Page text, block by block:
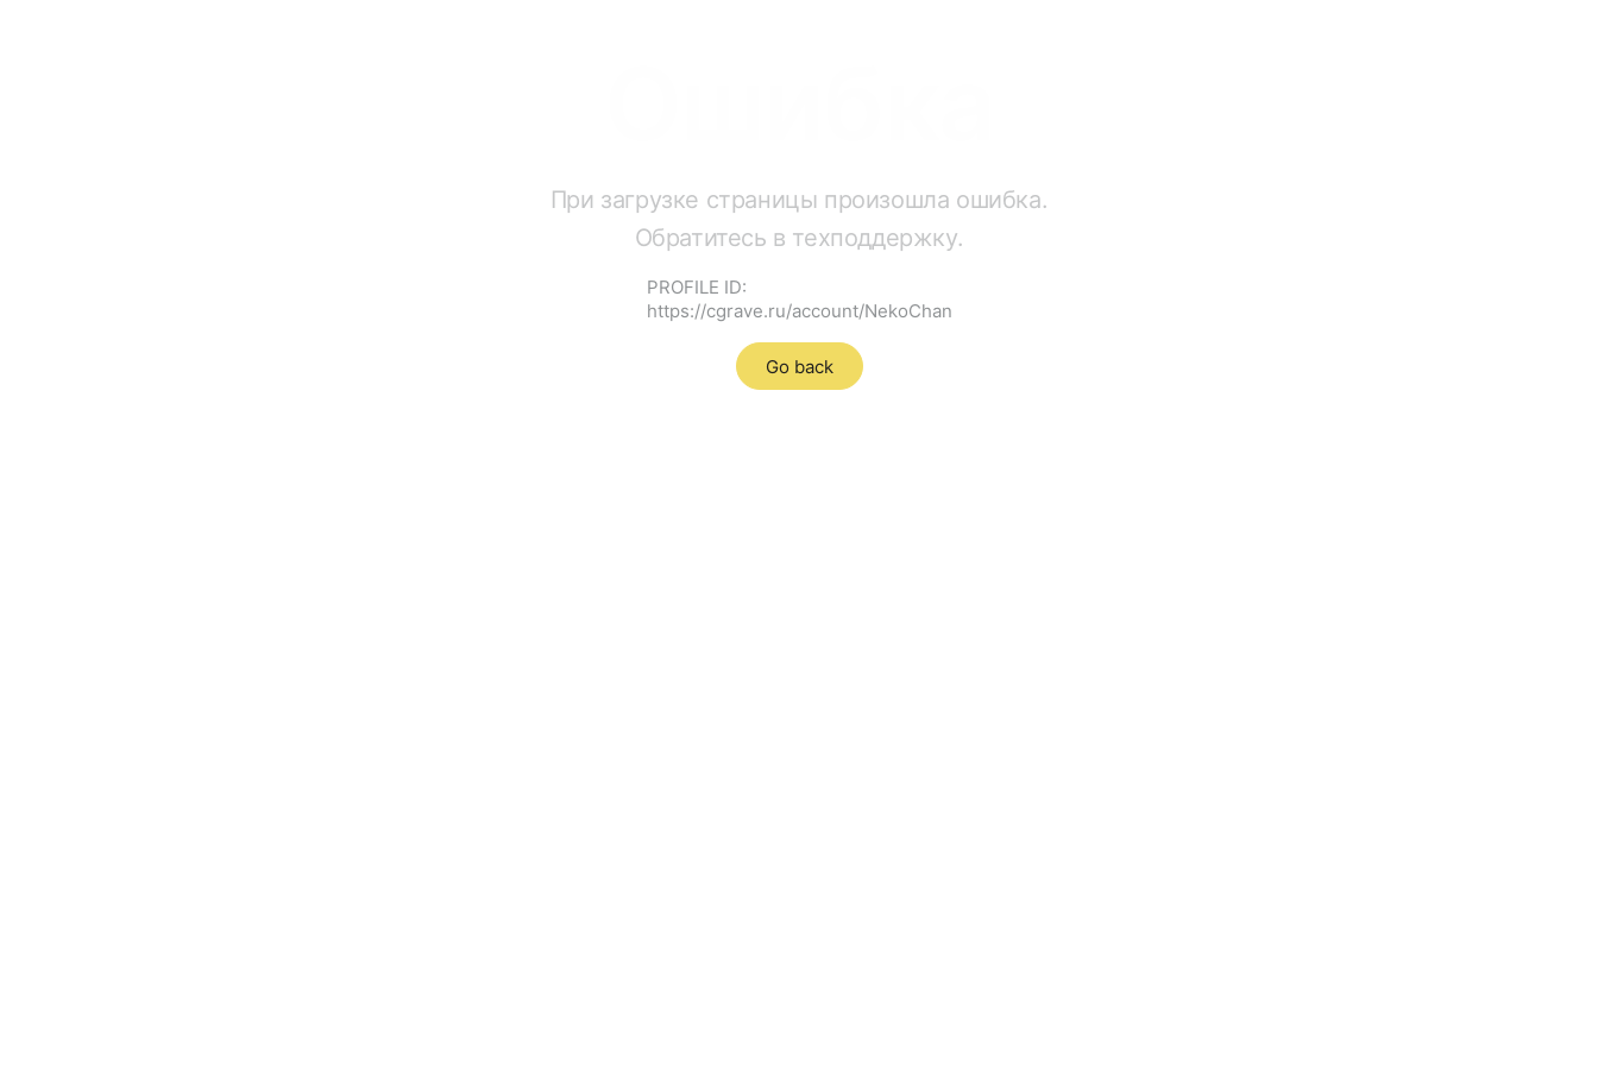
При загрузке страницы произошла ошибка.
Обратитесь в техподдержку.
PROFILE ID:
https://cgrave.ru/account/NekoChan
Go back